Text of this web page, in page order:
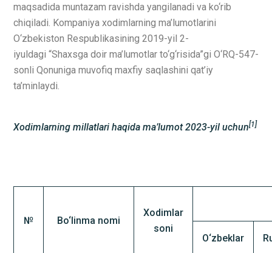
maqsadida muntazam ravishda yangilanadi va ko‘rib
chiqiladi. Kompaniya xodimlarning ma’lumotlarini
O‘zbekiston Respublikasining 2019-yil 2-
iyuldagi “Shaxsga doir ma’lumotlar to‘g‘risida”gi O‘RQ-547-
sonli Qonuniga muvofiq maxfiy saqlashini qat’iy
ta’minlaydi.
Xodimlarning millatlari haqida ma’lumot 2023-yil uchun[1]
№ Bo‘linma nomi
Xodimlar
soni
O‘zbeklar